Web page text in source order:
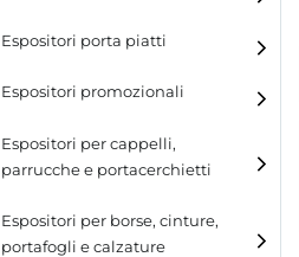
Espositori porta piatti
Espositori promozionali
Espositori per cappelli,
parrucche e portacerchietti
Espositori per cappelli e
parrucche
Espositori per borse, cinture,
portafogli e calzature